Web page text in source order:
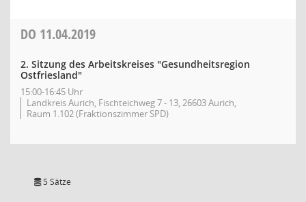
DO 11.04.2019
2. Sitzung des Arbeitskreises "Gesundheitsregion
Ostfriesland"
15:00-16:45 Uhr
Landkreis Aurich, Fischteichweg 7 - 13, 26603 Aurich,
Raum 1.102 (Fraktionszimmer SPD)
5 Sätze